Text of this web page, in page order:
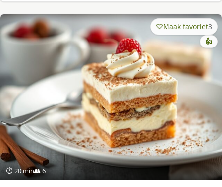
⏱ 20 min👥 6
Maak favoriet3
👍